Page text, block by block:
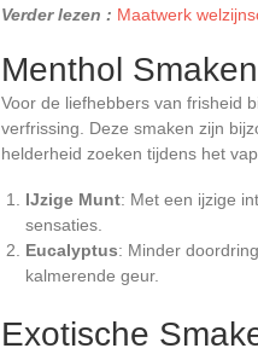
Verder lezen : Maatwerk
Menthol
Voor de liefhebbers van frisheid
verfrissing. Deze smaken zijn
helderheid zoeken tijdens het
IJzige Munt: Met een ijzige
sensaties.
Eucalyptus: Minder
kalmerende geur.
Exotische